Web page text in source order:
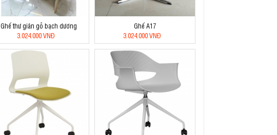
Ghế thư giãn gỗ bạch dương
3.024.000 VNĐ
Ghế A17
3.024.000 VNĐ